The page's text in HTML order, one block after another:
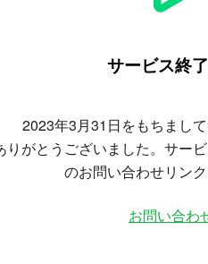
サービス終
2023年3月31日をもちまし
りがとうございました。サー
のお問い合わせリン
お問い合わ